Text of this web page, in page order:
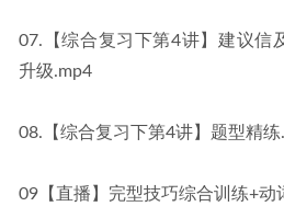
07.【综合复习下第4讲】建议信
升级.mp4
08.【综合复习下第4讲】题型精练
09【直播】完型技巧综合训练+动